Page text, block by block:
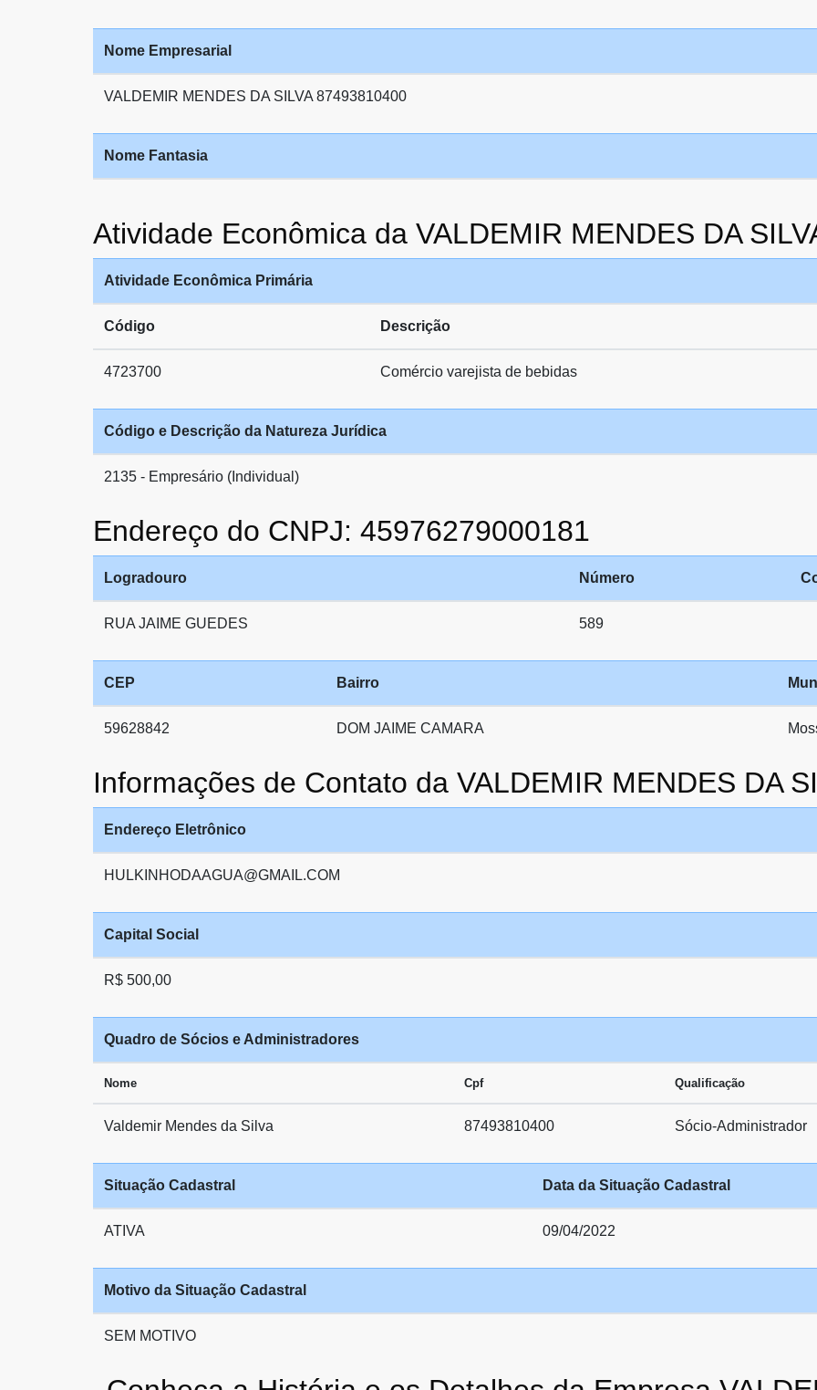
Nome Empresarial
VALDEMIR MENDES DA SILVA 87493810400
Nome Fantasia
Atividade Econômica da VALDEMIR MENDES DA
Atividade Econômica Primária
Código Descrição
4723700 Comércio varejista de bebidas
Código e Descrição da Natureza Jurídica
2135 - Empresário (Individual)
Endereço do CNPJ: 45976279000181
Logradouro Número
RUA JAIME GUEDES 589
CEP Bairro
59628842 DOM JAIME CAMARA
Informações de Contato da VALDEMIR MENDES DA
Endereço Eletrônico
HULKINHODAAGUA@GMAIL.COM
Capital Social
R$ 500,00
Quadro de Sócios e Administradores
Nome Cpf Qualificação
Valdemir Mendes da Silva 87493810400 Sócio-Administrador
Situação Cadastral Data da Situação Cadastral
ATIVA 09/04/2022
Motivo da Situação Cadastral
SEM MOTIVO